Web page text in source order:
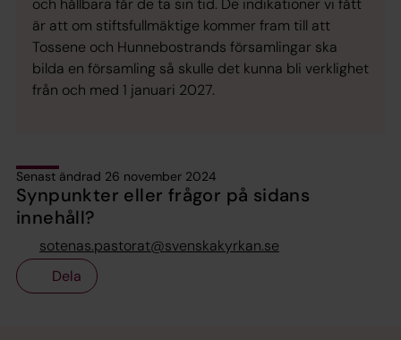
är att om stiftsfullmäktige kommer fram till att
Tossene och Hunnebostrands församlingar ska
bilda en församling så skulle det kunna bli verklighet
från och med 1 januari 2027.
Senast ändrad 26 november 2024
Synpunkter eller frågor på sidans
innehåll?
sotenas.pastorat@svenskakyrkan.se
Dela